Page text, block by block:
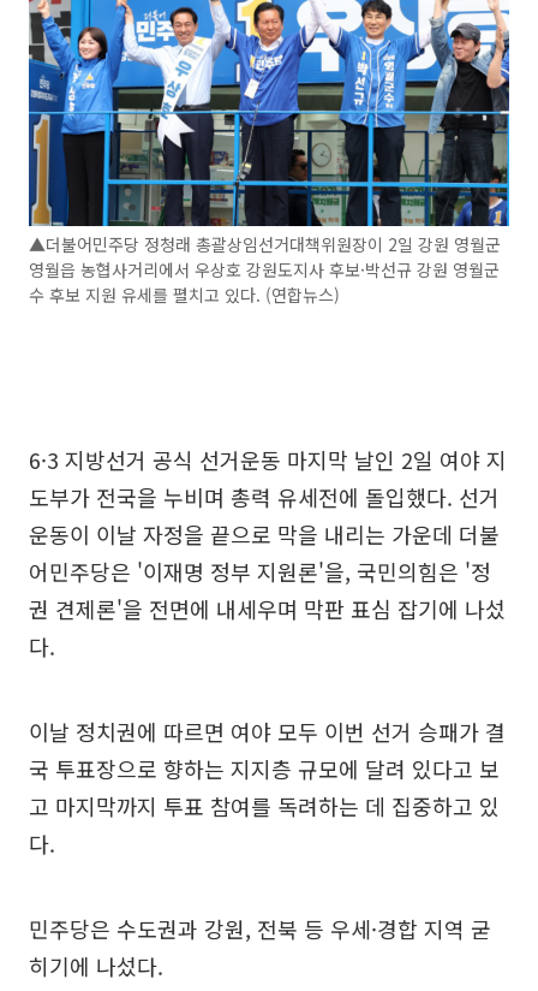
▲더불어민주당 정청래 총괄상임선거대책위원장이 2일 강원 영월군
영월읍 농협사거리에서 우상호 강원도지사 후보·박선규 강원 영월군
수 후보 지원 유세를 펼치고 있다. (연합뉴스)
6·3 지방선거 공식 선거운동 마지막 날인 2일 여야 지
도부가 전국을 누비며 총력 유세전에 돌입했다. 선거
운동이 이날 자정을 끝으로 막을 내리는 가운데 더불
어민주당은 '이재명 정부 지원론'을, 국민의힘은 '정
권 견제론'을 전면에 내세우며 막판 표심 잡기에 나섰
다.
이날 정치권에 따르면 여야 모두 이번 선거 승패가 결
국 투표장으로 향하는 지지층 규모에 달려 있다고 보
고 마지막까지 투표 참여를 독려하는 데 집중하고 있
다.
민주당은 수도권과 강원, 전북 등 우세·경합 지역 굳
히기에 나섰다.